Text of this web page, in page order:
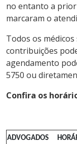
no entanto a
marcaram o
Todos os
contribuições
agendamento
5750 ou
Confira os
ADVOGADOS